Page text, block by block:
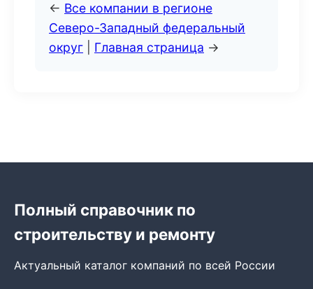
← Все компании в регионе
Северо-Западный федеральный
округ
Главная страница →
Полный справочник по
строительству и ремонту
Актуальный каталог компаний по всей России